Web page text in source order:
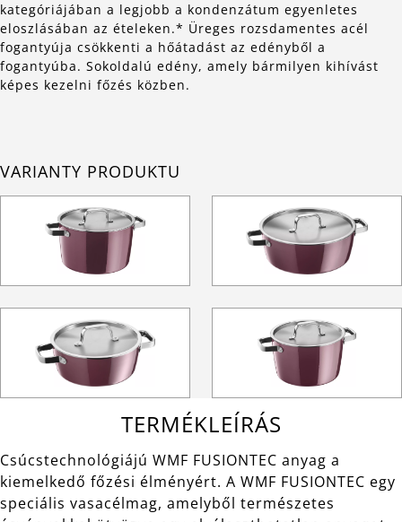
kategóriájában a legjobb a kondenzátum egyenletes
eloszlásában az ételeken.* Üreges rozsdamentes acél
fogantyúja csökkenti a hőátadást az edényből a
fogantyúba. Sokoldalú edény, amely bármilyen kihívást
képes kezelni főzés közben.
VARIANTY PRODUKTU
TERMÉKLEÍRÁS
Csúcstechnológiájú WMF FUSIONTEC anyag a
kiemelkedő főzési élményért. A WMF FUSIONTEC egy
speciális vasacélmag, amelyből természetes